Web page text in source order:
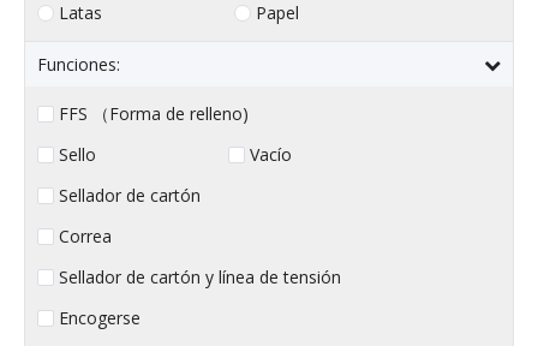
Latas
Papel
Funciones:
FFS （Forma de relleno)
Sello
Vacío
Sellador de cartón
Correa
Sellador de cartón y línea de tensión
Encogerse